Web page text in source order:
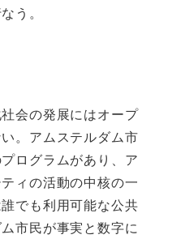
う。
会の発展にはオープ
。アムステルダム市
ログラムがあり、ア
ィの活動の中核の一
でも利用可能な公共
市民が事実と数字に